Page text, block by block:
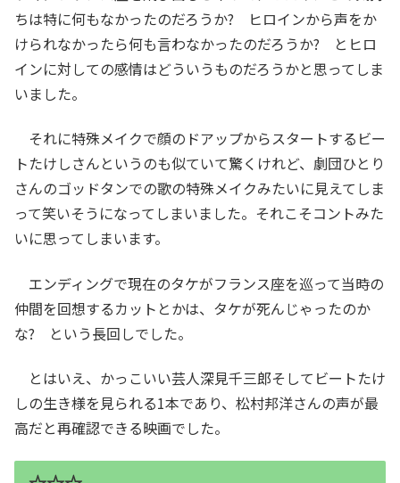
ちは特に何もなかったのだろうか? ヒロインから声をか
けられなかったら何も言わなかったのだろうか? とヒロ
インに対しての感情はどういうものだろうかと思ってしま
いました。
それに特殊メイクで顔のドアップからスタートするビー
トたけしさんというのも似ていて驚くけれど、劇団ひとり
さんのゴッドタンでの歌の特殊メイクみたいに見えてしま
って笑いそうになってしまいました。それこそコントみた
いに思ってしまいます。
エンディングで現在のタケがフランス座を巡って当時の
仲間を回想するカットとかは、タケが死んじゃったのか
な? という長回しでした。
とはいえ、かっこいい芸人深見千三郎そしてビートたけ
しの生き様を見られる1本であり、松村邦洋さんの声が最
高だと再確認できる映画でした。